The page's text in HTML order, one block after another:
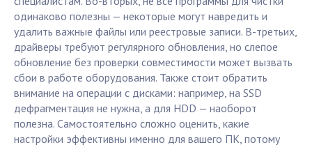
одинаково полезны — некоторые могут навредить и
удалить важные файлы или реестровые записи. В-третьих,
драйверы требуют регулярного обновления, но слепое
обновление без проверки совместимости может вызвать
сбои в работе оборудования. Также стоит обратить
внимание на операции с дисками: например, на SSD
дефрагментация не нужна, а для HDD — наоборот
полезна. Самостоятельно сложно оценить, какие
настройки эффективны именно для вашего ПК, потому